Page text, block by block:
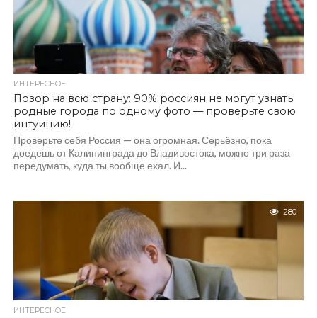
ИНТЕРЕСНОЕ
Позор на всю страну: 90% россиян не могут узнать
родные города по одному фото — проверьте свою
интуицию!
Проверьте себя Россия — она огромная. Серьёзно, пока
доедешь от Калининграда до Владивостока, можно три раза
передумать, куда ты вообще ехал. И...
280
ИНТЕРЕСНОЕ